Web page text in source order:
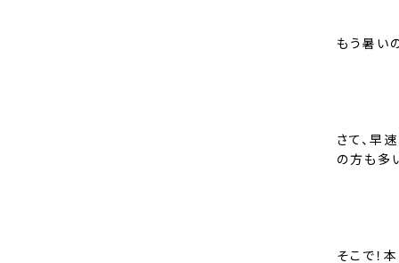
もう暑い
さて、早
の方も多
そこで！